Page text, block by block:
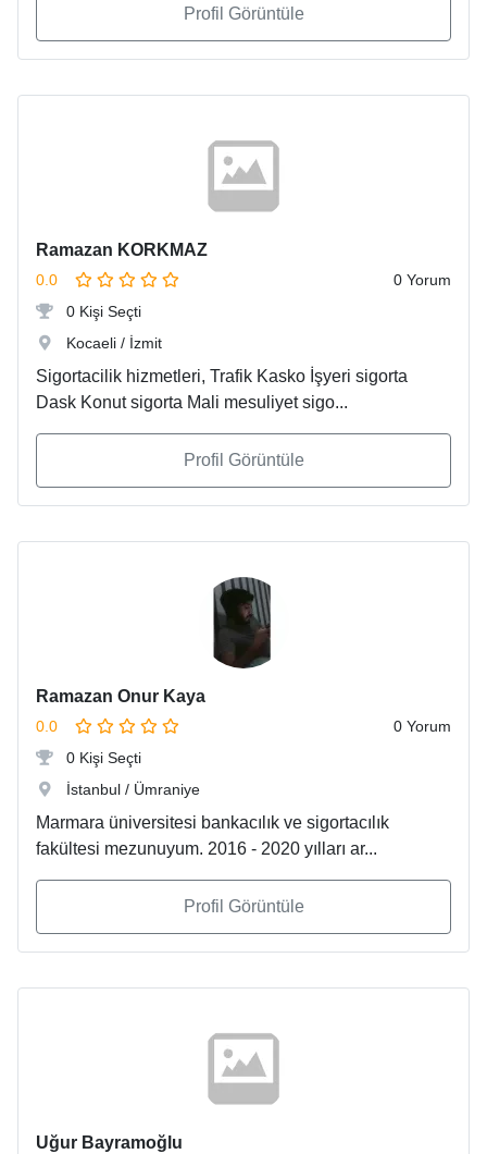
Profil Görüntüle
Ramazan KORKMAZ
0.0
0 Yorum
0 Kişi Seçti
Kocaeli / İzmit
Sigortacilik hizmetleri, Trafik Kasko İşyeri sigorta
Dask Konut sigorta Mali mesuliyet sigo...
Profil Görüntüle
Ramazan Onur Kaya
0.0
0 Yorum
0 Kişi Seçti
İstanbul / Ümraniye
Marmara üniversitesi bankacılık ve sigortacılık
fakültesi mezunuyum. 2016 - 2020 yılları ar...
Profil Görüntüle
Uğur Bayramoğlu